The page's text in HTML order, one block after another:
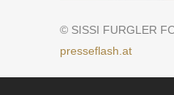
© SISSI FURGLER
presseflash.at